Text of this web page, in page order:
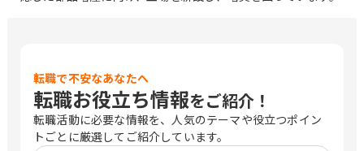
転職で不安なあなたへ
転職お役立ち情報をご紹介！
転職活動に必要な情報を、人気のテーマや役立つポイン
トごとに厳選してご紹介しています。